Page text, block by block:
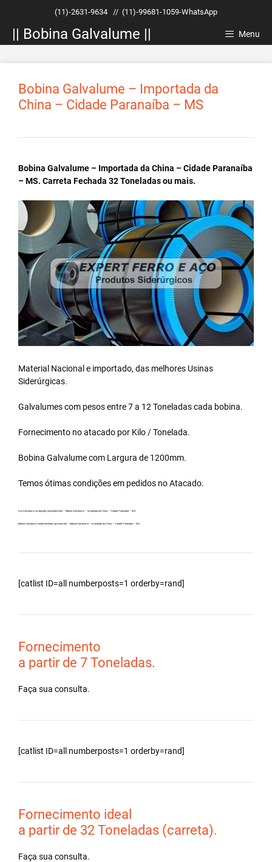
conteúdo
(11)-2631-9634 // (11)-99681-1059-WhatsApp
|| Bobina Galvalume || Menu
Bobina Galvalume – Importada da
China – Cidade Paranaíba – MS
Bobina Galvalume – Importada da China – Cidade Paranaíba
– MS. Carreta Fechada 32 Toneladas ou mais.
Material Nacional e importado, das melhores Usinas
Siderúrgicas.
Galvalumes com pesos entre 7 a 12 Toneladas cada bobina.
Fornecimento no atacado por Kilo / Tonelada.
Bobina Galvalumecom Largura de 1200mm.
Temos ótimas condições em pedidos no Atacado.
Aço Galvalume no atacado, principalmente – Bobina Galvalume – Importada da China – Cidade Paranaíba – MS.
Bobina Galvalume carreta fechada, por exemplo – Bobina Galvalume – Importada da China – Cidade Paranaíba – MS.
[catlist ID=all numberposts=1 orderby=rand]
Fornecimento
a partir de 7 Toneladas.
Faça sua consulta.
[catlist ID=all numberposts=1 orderby=rand]
Fornecimento ideal
a partir de 32 Toneladas (carreta).
Faça sua consulta.